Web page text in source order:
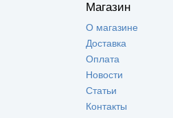
Магазин
О магазине
Доставка
Оплата
Новости
Статьи
Контакты